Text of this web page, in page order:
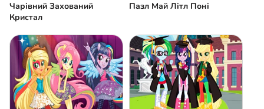
Чарівний Захований
Кристал
Пазл Май Літл Поні